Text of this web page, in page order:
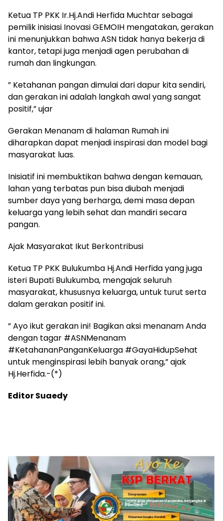
Ketua TP PKK Ir.Hj.Andi Herfida Muchtar sebagai
pemilik inisiasi Inovasi GEMOIH mengatakan, gerakan
ini menunjukkan bahwa ASN tidak hanya bekerja di
kantor, tetapi juga menjadi agen perubahan di
rumah dan lingkungan.
” Ketahanan pangan dimulai dari dapur kita sendiri,
dan gerakan ini adalah langkah awal yang sangat
positif,” ujar
Gerakan Menanam di halaman Rumah ini
diharapkan dapat menjadi inspirasi dan model bagi
masyarakat luas.
Inisiatif ini membuktikan bahwa dengan kemauan,
lahan yang terbatas pun bisa diubah menjadi
sumber daya yang berharga, demi masa depan
keluarga yang lebih sehat dan mandiri secara
pangan.
Ajak Masyarakat Ikut Berkontribusi
Ketua TP PKK Bulukumba Hj.Andi Herfida yang juga
isteri Bupati Bulukumba, mengajak seluruh
masyarakat, khususnya keluarga, untuk turut serta
dalam gerakan positif ini.
” Ayo ikut gerakan ini! Bagikan aksi menanam Anda
dengan tagar #ASNMenanam
#KetahananPanganKeluarga #GayaHidupSehat
untuk menginspirasi lebih banyak orang,” ajak
Hj.Herfida.-(*)
Editor Suaedy